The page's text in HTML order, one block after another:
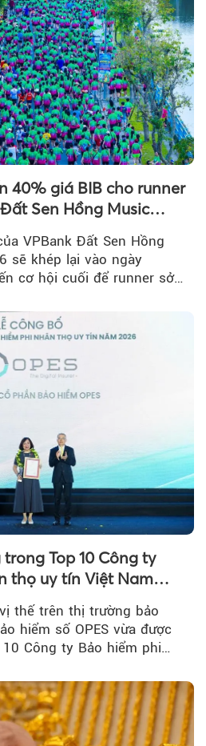
40% giá BIB cho runner
Sen Hồng Music
VPBank Đất Sen Hồng
sẽ khép lại vào ngày
cơ hội cuối để runner sở
Top 10 Công ty
thọ uy tín Việt Nam
thế trên thị trường bảo
hiểm số OPES vừa được
Công ty Bảo hiểm phi